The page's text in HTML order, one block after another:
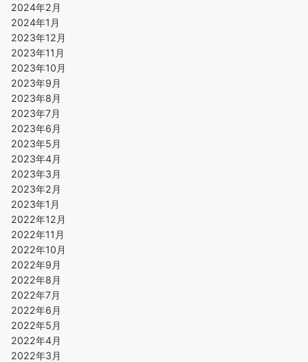
2024年2月
2024年1月
2023年12月
2023年11月
2023年10月
2023年9月
2023年8月
2023年7月
2023年6月
2023年5月
2023年4月
2023年3月
2023年2月
2023年1月
2022年12月
2022年11月
2022年10月
2022年9月
2022年8月
2022年7月
2022年6月
2022年5月
2022年4月
2022年3月